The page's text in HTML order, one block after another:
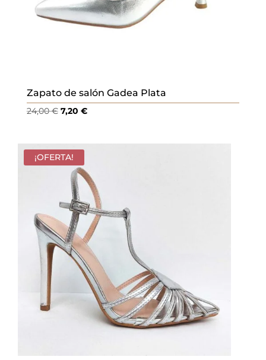
Zapato de salón Gadea Plata
24,00€ El
original
era:
24,00 €.
7,20 €El
actual
7,20 €.
¡OFERTA!